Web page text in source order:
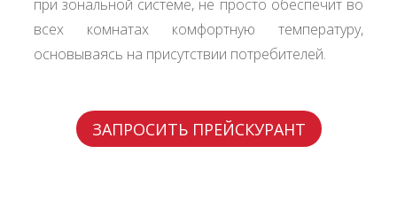
при зональной системе, не просто обеспечит во
всех комнатах комфортную температуру,
основываясь на присутствии потребителей.
ЗАПРОСИТЬ ПРЕЙСКУРАНТ